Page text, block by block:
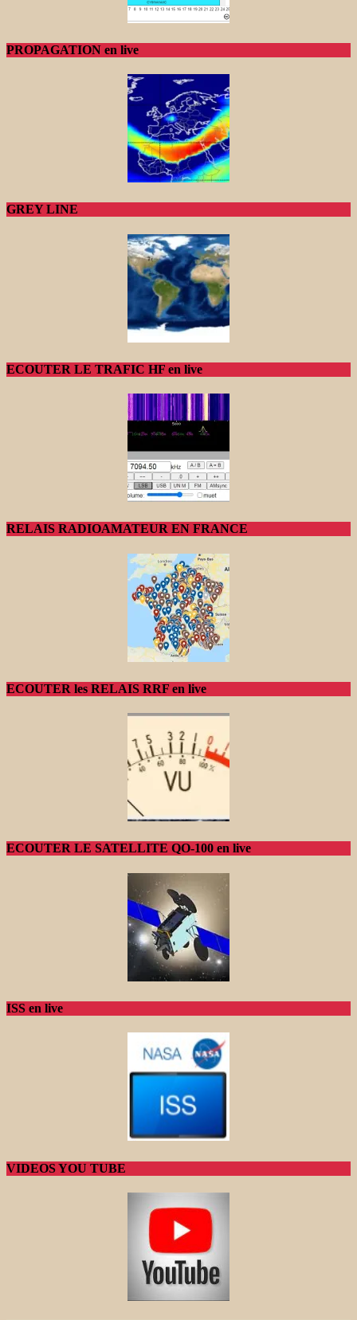
PROPAGATION en live
GREY LINE
ECOUTER LE TRAFIC HF en live
RELAIS RADIOAMATEUR EN FRANCE
ECOUTER les RELAIS RRF en live
ECOUTER LE SATELLITE QO-100 en live
ISS en live
VIDEOS YOU TUBE